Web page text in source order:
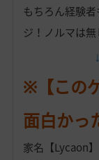
もちろん経験
ジ！ノルマは無
※【この
面白かっ
家名【Lycaon